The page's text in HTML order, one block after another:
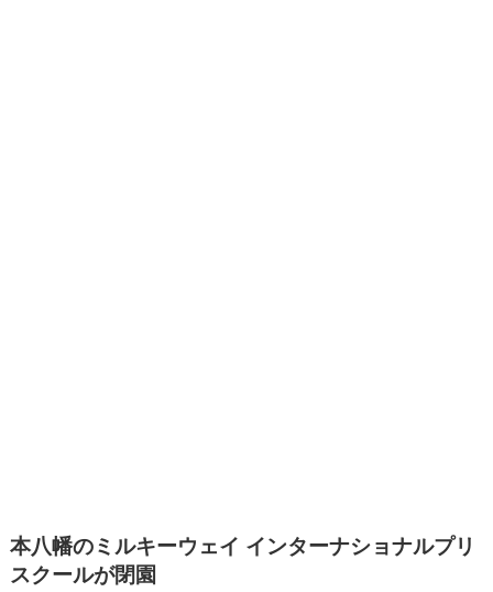
本八幡のミルキーウェイ インターナショナルプリ
スクールが閉園